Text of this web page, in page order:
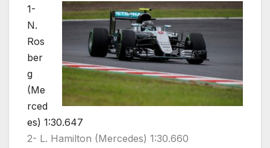
1-
N.
Ros
ber
g
(Me
rced
es) 1:30.647
2- L. Hamilton (Mercedes) 1:30.660